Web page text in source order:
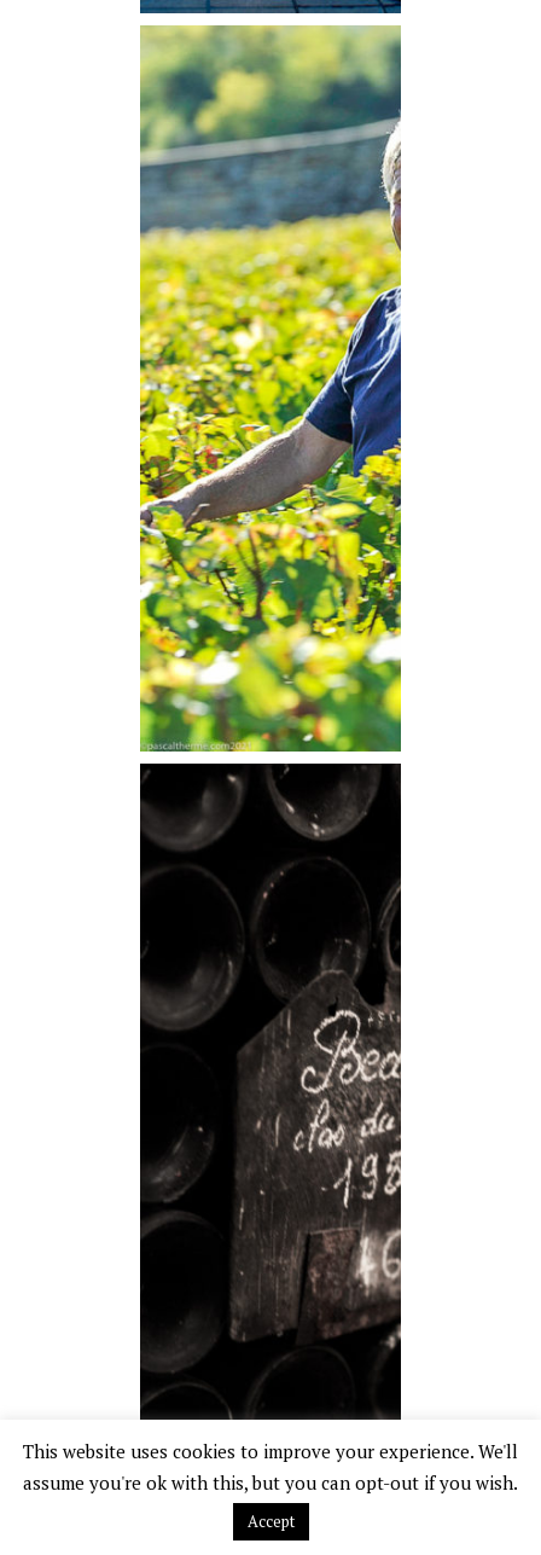
This website uses cookies to improve your experience. We'll
assume you're ok with this, but you can opt-out if you wish.
Accept